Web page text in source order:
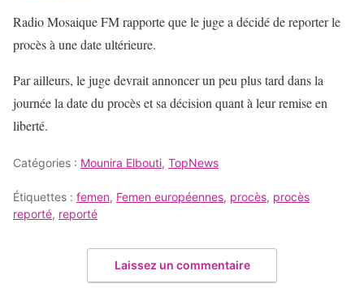
Radio Mosaique FM rapporte que le juge a décidé de reporter le
procès à une date ultérieure.
Par ailleurs, le juge devrait annoncer un peu plus tard dans la
journée la date du procès et sa décision quant à leur remise en
liberté.
Catégories : Mounira Elbouti, TopNews
Étiquettes : femen, Femen européennes, procès, procès
reporté, reporté
Laissez un commentaire